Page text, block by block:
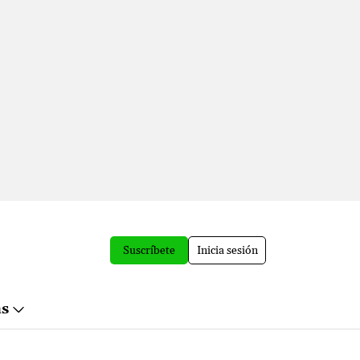
Suscríbete Inicia sesión